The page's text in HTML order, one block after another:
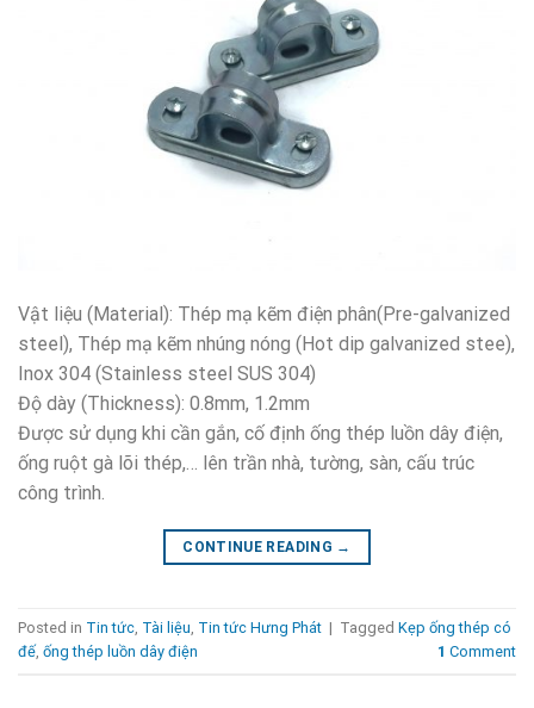
Vật liệu (Material): Thép mạ kẽm điện phân(Pre-galvanized
steel), Thép mạ kẽm nhúng nóng (Hot dip galvanized stee),
Inox 304 (Stainless steel SUS 304)
Độ dày (Thickness): 0.8mm, 1.2mm
Được sử dụng khi cần gắn, cố định ống thép luồn dây điện,
ống ruột gà lõi thép,… lên trần nhà, tường, sàn, cấu trúc
công trình.
CONTINUE READING →
Posted in Tin tức, Tài liệu, Tin tức Hưng Phát | Tagged Kẹp ống thép có
đế, ống thép luồn dây điện 1 Comment